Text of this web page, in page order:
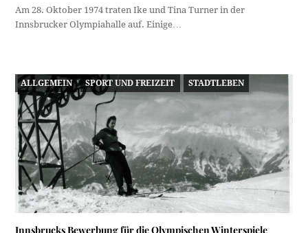
Am 28. Oktober 1974 traten Ike und Tina Turner in der
Innsbrucker Olympiahalle auf. Einige…
ALLGEMEIN SPORT UND FREIZEIT STADTLEBEN
Innsbrucks Bewerbung für die Olympischen Winterspiele